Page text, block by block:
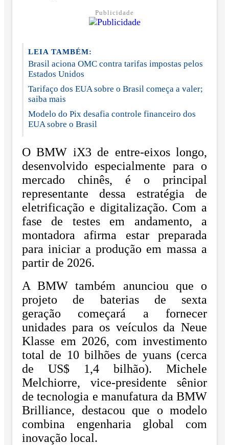
Publicidade
LEIA TAMBÉM:
Brasil aciona OMC contra tarifas impostas pelos
Estados Unidos
Tarifaço dos EUA sobre o Brasil começa a valer;
saiba mais
Modelo do Pix desafia controle financeiro dos
EUA sobre o Brasil
O BMW iX3 de entre-eixos longo,
desenvolvido especialmente para o
mercado chinês, é o principal
representante dessa estratégia de
eletrificação e digitalização. Com a
fase de testes em andamento, a
montadora afirma estar preparada
para iniciar a produção em massa a
partir de 2026.
A BMW também anunciou que o
projeto de baterias de sexta
geração começará a fornecer
unidades para os veículos da Neue
Klasse em 2026, com investimento
total de 10 bilhões de yuans (cerca
de US$ 1,4 bilhão). Michele
Melchiorre, vice-presidente sênior
de tecnologia e manufatura da BMW
Brilliance, destacou que o modelo
combina engenharia global com
inovação local.